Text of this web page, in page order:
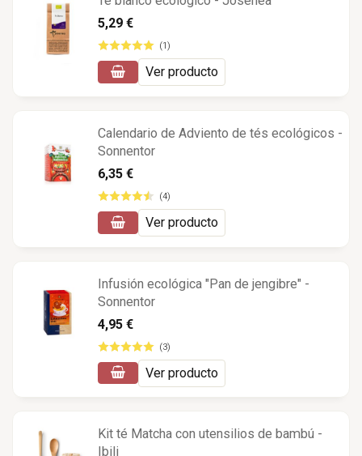
5,29 €
(1)
Ver producto
Calendario de Adviento de tés ecológicos -
Sonnentor
6,35 €
(4)
Ver producto
Infusión ecológica "Pan de jengibre" -
Sonnentor
4,95 €
(3)
Ver producto
Kit té Matcha con utensilios de bambú -
Ibili